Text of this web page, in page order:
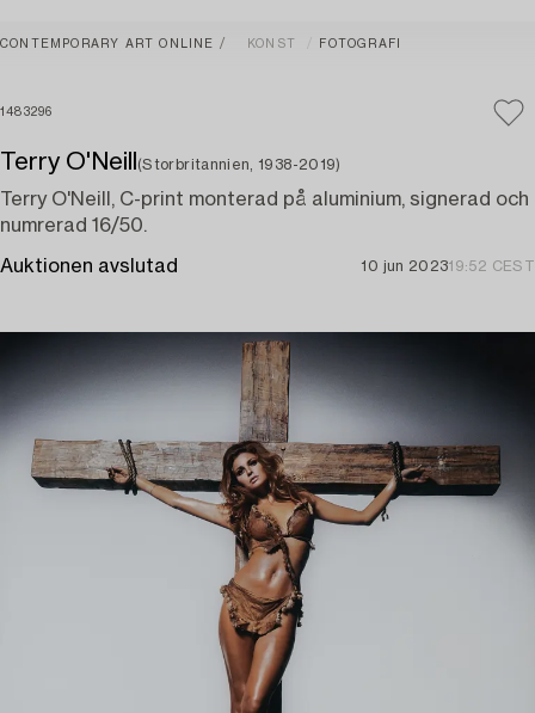
CONTEMPORARY ART ONLINE KONST FOTOGRAFI
1483296
Terry O'Neill (Storbritannien, 1938-2019)
Terry O'Neill, C-print monterad på aluminium, signerad och
numrerad 16/50.
Auktionen avslutad 10 jun 202319:52 CEST